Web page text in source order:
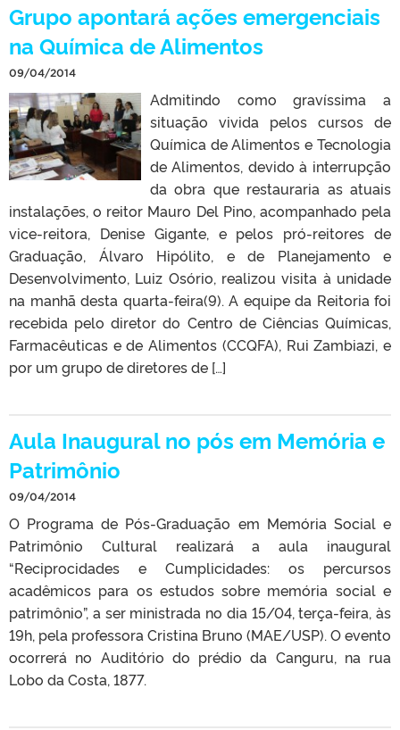
Grupo apontará ações emergenciais
na Química de Alimentos
09/04/2014
Admitindo como gravíssima a
situação vivida pelos cursos de
Química de Alimentos e Tecnologia
de Alimentos, devido à interrupção
da obra que restauraria as atuais
instalações, o reitor Mauro Del Pino, acompanhado pela
vice-reitora, Denise Gigante, e pelos pró-reitores de
Graduação, Álvaro Hipólito, e de Planejamento e
Desenvolvimento, Luiz Osório, realizou visita à unidade
na manhã desta quarta-feira(9). A equipe da Reitoria foi
recebida pelo diretor do Centro de Ciências Químicas,
Farmacêuticas e de Alimentos (CCQFA), Rui Zambiazi, e
por um grupo de diretores de […]
Aula Inaugural no pós em Memória e
Patrimônio
09/04/2014
O Programa de Pós-Graduação em Memória Social e
Patrimônio Cultural realizará a aula inaugural
“Reciprocidades e Cumplicidades: os percursos
acadêmicos para os estudos sobre memória social e
patrimônio”, a ser ministrada no dia 15/04, terça-feira, às
19h, pela professora Cristina Bruno (MAE/USP). O evento
ocorrerá no Auditório do prédio da Canguru, na rua
Lobo da Costa, 1877.